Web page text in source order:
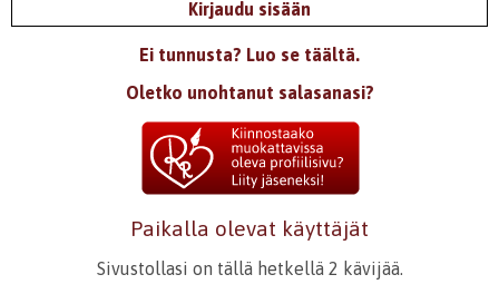
Kirjaudu sisään
Ei tunnusta? Luo se täältä.
Oletko unohtanut salasanasi?
Paikalla olevat käyttäjät
Sivustollasi on tällä hetkellä 2 kävijää.